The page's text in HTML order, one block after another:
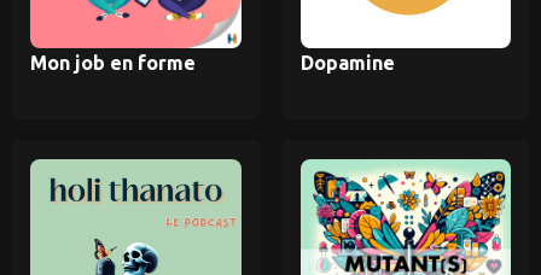
Mon job en forme Dopamine